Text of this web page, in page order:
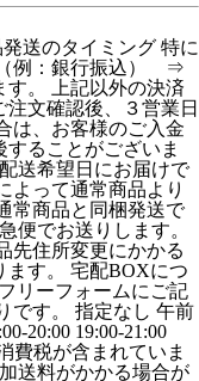
送のタイミング 特に
（例：銀行振込） ⇒
す。 上記以外の決済
文確認後、３営業日
は、お客様のご入金
ることがございま
送希望日にお届けで
よって通常商品より
常商品と同梱発送で
便でお送りします。
先住所変更にかかる
ます。 宅配BOXにつ
リーフォームにご記
です。 指定なし 午前
20:00 19:00-21:00
費税が含まれていま
送料がかかる場合が